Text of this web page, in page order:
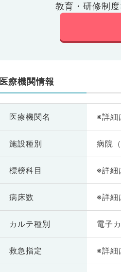
教育・研修制
医療機関情報
医療機関名 ※詳細
施設種別 病院
標榜科目 ※詳細
病床数 ※詳細
カルテ種別 電子
救急指定 ※詳細